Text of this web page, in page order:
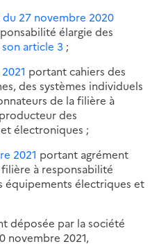
du 27 novembre 2020
élargie des
son article 3 ;
portant cahiers des
des systèmes individuels
de la filière à
des
électroniques ;
2021 portant agrément
à responsabilité
équipements électriques et
déposée par la société
novembre 2021,